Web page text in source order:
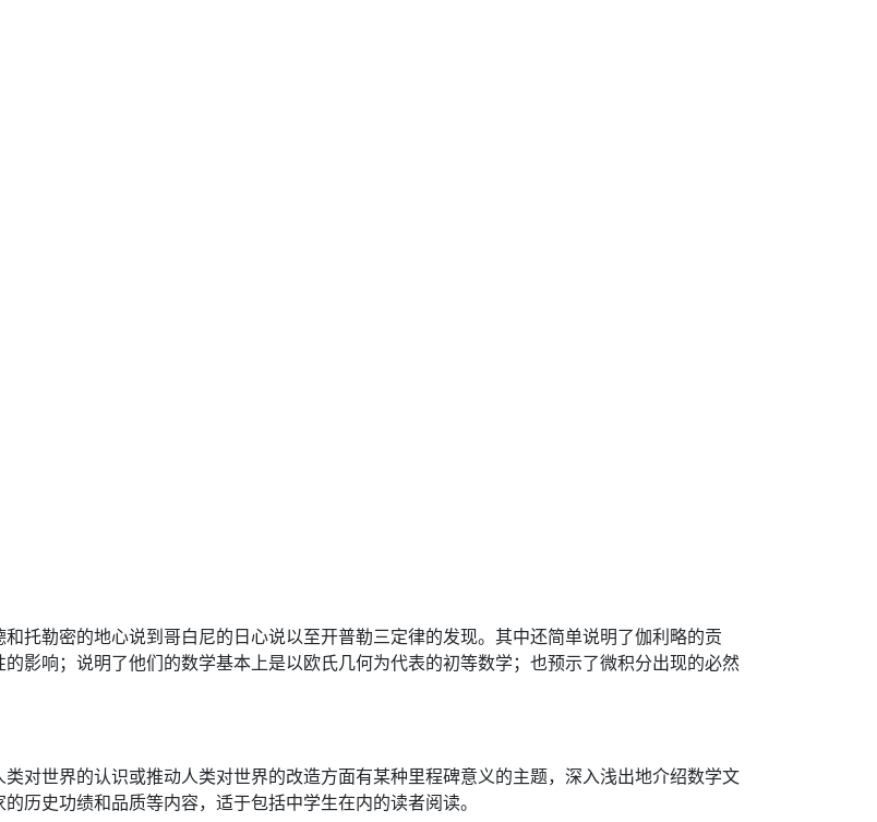
托勒密的地心说到哥白尼的日心说以至开普勒三定律的发现。其中还简单说明了伽利略的贡
影响；说明了他们的数学基本上是以欧氏几何为代表的初等数学；也预示了微积分出现的必然
对世界的认识或推动人类对世界的改造方面有某种里程碑意义的主题，深入浅出地介绍数学文
历史功绩和品质等内容，适于包括中学生在内的读者阅读。